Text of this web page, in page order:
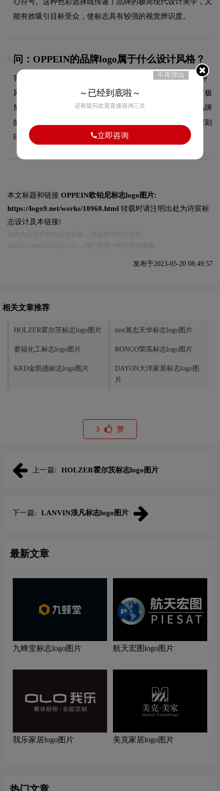
能有效吸引目标受众，使标志具有较强的视觉辨识度。
6. 问：OPPEIN的品牌logo属于什么设计风格？
答：OPPEIN品牌logo整体呈现出极简现代的设计风格。这种
风格在品牌领域具有较好的适用性，设计师在标志中融合了极
简现代的核心手法，既符合行业的一般审美特征，又突出品牌
的独特个性，能够在众多竞品中脱颖而出，给消费者留下深刻
印象。
本文标题和链接 OPPEIN欧铂尼标志logo图片:
https://logo9.net/works/10968.html 转载时请注明出处为诗宸标
志设计及本链接!
发布于2023-05-20 08:49:57
相关文章推荐
HOLZER霍尔茨标志logo图片 zest展志天华标志logo图片
赛福化工标志logo图片 RONGO荣高标志logo图片
KKD金凯德标志logo图片
DAYON大洋家居标志logo图
片
3 赞
上一篇: HOLZER霍尔茨标志logo图片
下一篇: LANVIN浪凡标志logo图片
最新文章
九蜂堂标志logo图片 航天宏图logo图片
我乐家居logo图片 美克家居logo图片
不再弹出
～已经到底啦～
还有疑问欢迎直接咨询三文
立即咨询